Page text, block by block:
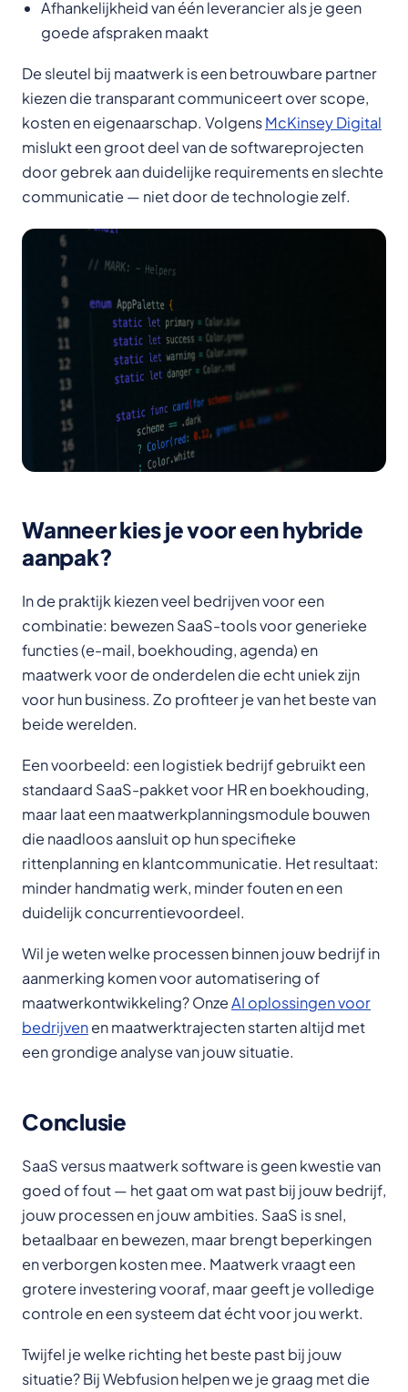
Afhankelijkheid van één leverancier als je geen
goede afspraken maakt
De sleutel bij maatwerk is een betrouwbare partner
kiezen die transparant communiceert over scope,
kosten en eigenaarschap. VolgensMcKinsey Digital
mislukt een groot deel van de softwareprojecten
door gebrek aan duidelijke requirements en slechte
communicatie — niet door de technologie zelf.
Wanneer kies je voor een hybride
aanpak?
In de praktijk kiezen veel bedrijven voor een
combinatie: bewezen SaaS-tools voor generieke
functies (e-mail, boekhouding, agenda) en
maatwerk voor de onderdelen die echt uniek zijn
voor hun business. Zo profiteer je van het beste van
beide werelden.
Een voorbeeld: een logistiek bedrijf gebruikt een
standaard SaaS-pakket voor HR en boekhouding,
maar laat een maatwerkplanningsmodule bouwen
die naadloos aansluit op hun specifieke
rittenplanning en klantcommunicatie. Het resultaat:
minder handmatig werk, minder fouten en een
duidelijk concurrentievoordeel.
Wil je weten welke processen binnen jouw bedrijf in
aanmerking komen voor automatisering of
maatwerkontwikkeling? OnzeAI oplossingen voor
bedrijvenen maatwerktrajecten starten altijd met
een grondige analyse van jouw situatie.
Conclusie
SaaS versus maatwerk software is geen kwestie van
goed of fout — het gaat om wat past bij jouw bedrijf,
jouw processen en jouw ambities. SaaS is snel,
betaalbaar en bewezen, maar brengt beperkingen
en verborgen kosten mee. Maatwerk vraagt een
grotere investering vooraf, maar geeft je volledige
controle en een systeem dat écht voor jou werkt.
Twijfel je welke richting het beste past bij jouw
situatie? Bij Webfusion helpen we je graag met die